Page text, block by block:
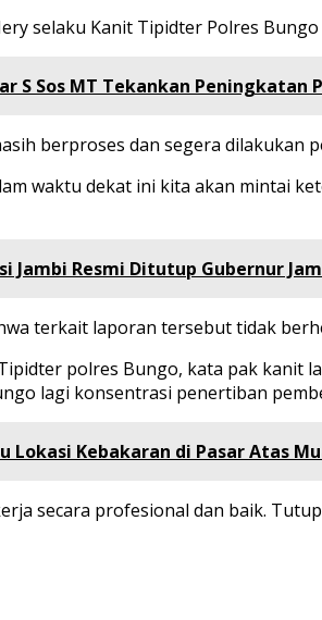
selaku Kanit Tipidter Polres Bungo
S Sos MT Tekankan Peningkatan
berproses dan segera
waktu dekat ini kita akan mintai
Jambi Resmi Ditutup Gubernur
terkait laporan tersebut tidak
polres Bungo, kata pak
lagi konsentrasi penertiban
Lokasi Kebakaran di Pasar Atas
secara profesional dan baik.